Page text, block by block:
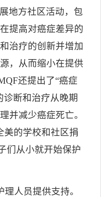
地方社区活动，包
提高对癌症差异的
治疗的创新并增加
，从而缩小在提供
还提出了“癌症
诊断和治疗从晚期
并减少癌症死亡。
美的学校和社区捐
们从小就开始保护
人员提供支持。